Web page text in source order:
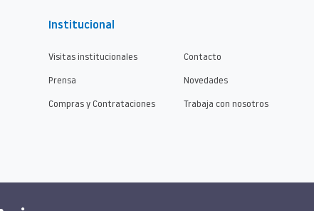
Institucional
Visitas institucionales Contacto
Prensa Novedades
Compras y Contrataciones Trabaja con nosotros